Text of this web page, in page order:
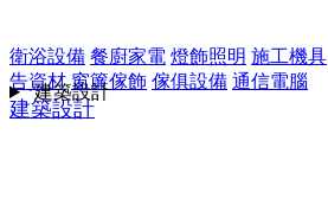
衛浴設備 餐廚家電 燈飾照明 施工機具
告資材 窗簾傢飾 傢俱設備 通信電腦
建築設計
建築設計